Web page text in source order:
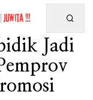
Jadi